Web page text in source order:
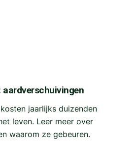
aardverschuivingen
jaarlijks duizenden
leven. Leer meer over
waarom ze gebeuren.